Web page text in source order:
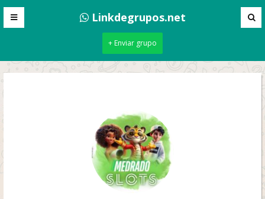
Linkdegrupos.net
+ Enviar grupo